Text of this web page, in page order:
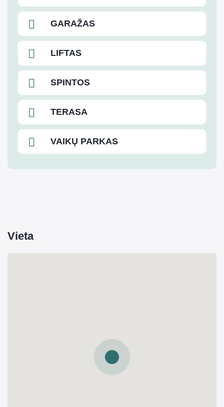
GARAŽAS
LIFTAS
SPINTOS
TERASA
VAIKŲ PARKAS
Vieta